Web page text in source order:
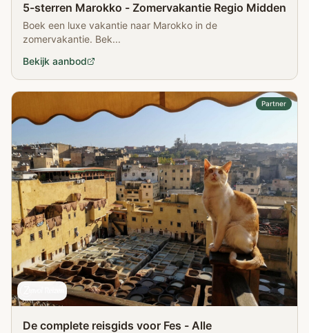
5-sterren Marokko - Zomervakantie Regio Midden
Boek een luxe vakantie naar Marokko in de
zomervakantie. Bek...
Bekijk aanbod
Partner
De complete reisgids voor Fes - Alle